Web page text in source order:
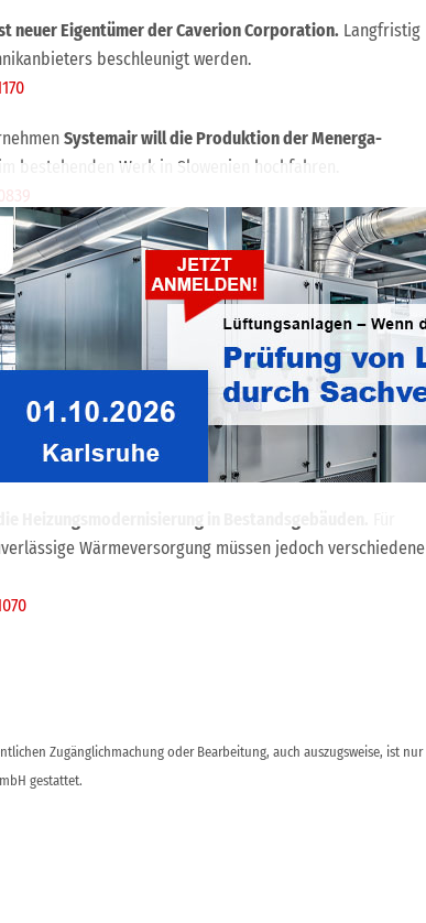
neuer Eigentümer der Caverion Corporation. Langfristig
beschleunigt werden.
Systemair will die Produktion der Menerga-
im bestehenden Werk in Slowenien hochfahren.
trennt sich von Mitarbeitern im Flächenvertrieb Klima.
nach Luft/Wasser-Wärmepumpen habe eine Anpassung
eine Tochtergesellschaft der Schako Group, hat ihr
Novenco die Vertriebsleitung für
Wärmeversorgung müssen jedoch verschiedene
Zugänglichmachung oder Bearbeitung, auch auszugsweise, ist nur
gestattet.